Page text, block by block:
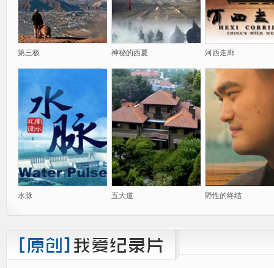
第三极 神秘的西夏 河西走廊
水脉 五大道 野性的终结